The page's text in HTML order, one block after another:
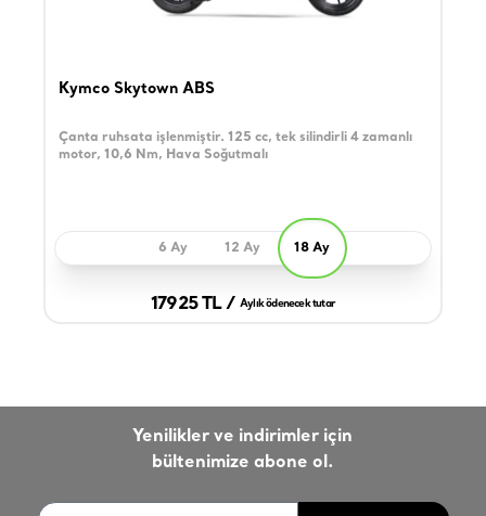
Kymco Skytown ABS
Çanta ruhsata işlenmiştir. 125 cc, tek silindirli 4 zamanlı
motor, 10,6 Nm, Hava Soğutmalı
6 Ay 12 Ay 18 Ay
17925 TL / Aylık ödenecek tutar
Yenilikler ve indirimler için
bültenimize abone ol.